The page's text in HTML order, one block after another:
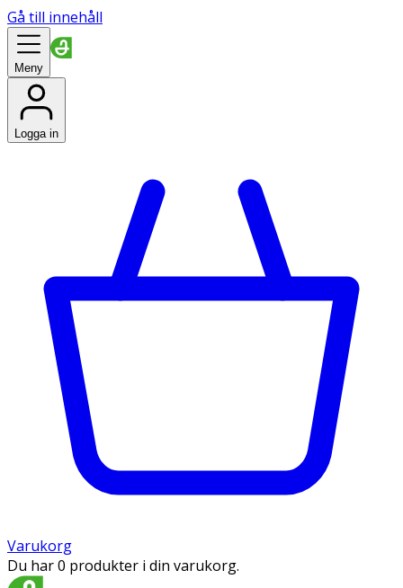
Gå till innehåll
Meny
Logga in
Varukorg
Du har 0 produkter i din varukorg.